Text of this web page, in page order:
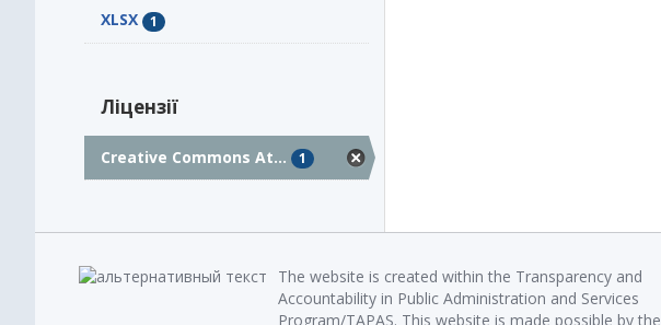
XLSX 1
Ліцензії
Creative Commons At... 1
The website is created within the Transparency and
Accountability in Public Administration and Services
Program/TAPAS. This website is made possible by the